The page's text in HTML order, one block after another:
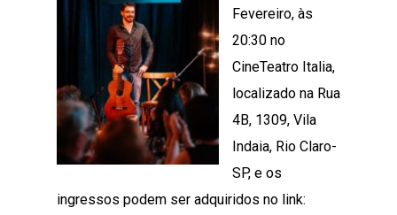
Fevereiro, às
20:30 no
CineTeatro Italia,
localizado na Rua
4B, 1309, Vila
Indaia, Rio Claro-
SP, e os
ingressos podem ser adquiridos no link: